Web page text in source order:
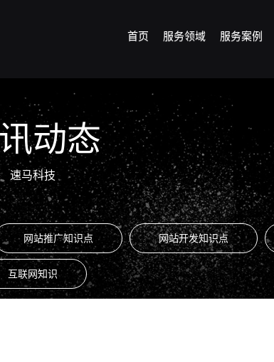
首页 服务领域 服务案例
动态
速马科技
网站推广知识点 网站开发知识点
互联网知识